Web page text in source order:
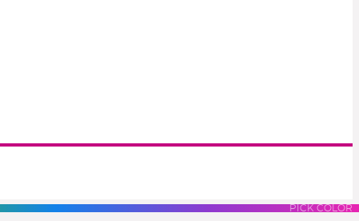
PICK COLOR